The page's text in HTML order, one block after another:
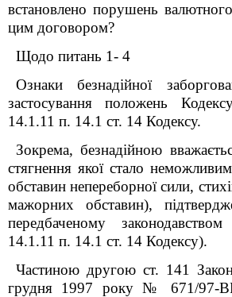
встановлено порушень
цим договором?
Щодо питань 1- 4
Ознаки безнадійної
застосування положень
14.1.11 п. 14.1 ст. 14 Кодексу.
Зокрема, безнадійною
стягнення якої стало
обставин непереборної сили,
мажорних обставин),
передбаченому
14.1.11 п. 14.1 ст. 14 Кодексу).
Частиною другою ст. 141
грудня 1997 року № 671/97-